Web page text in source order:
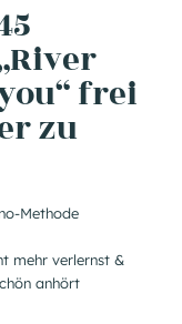
frei
zu
Methode
mehr verlernst &
anhört